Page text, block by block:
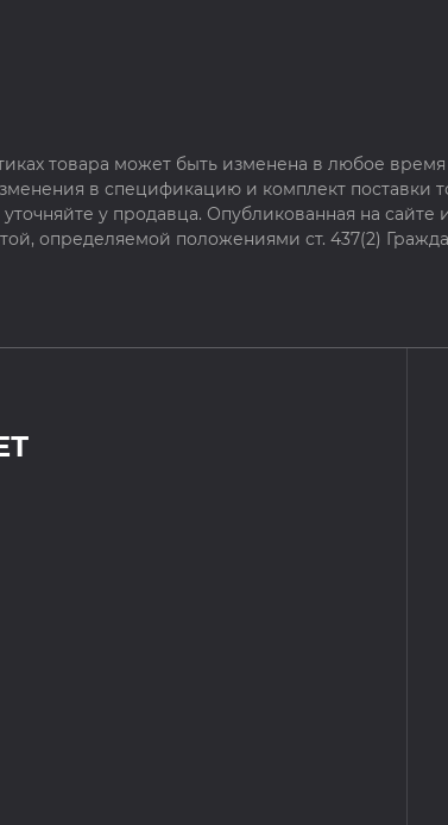
товара может быть изменена в любое
в спецификацию и комплект поставки
у продавца. Опубликованная на
определяемой положениями ст. 437(2)